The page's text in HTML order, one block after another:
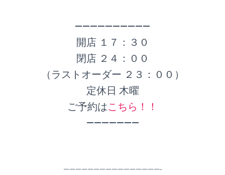
——————————
開店 １７：３０
閉店 ２４：００
（ラストオーダー ２３：００）
定休日 木曜
ご予約はこちら！！
———————
————————————————-